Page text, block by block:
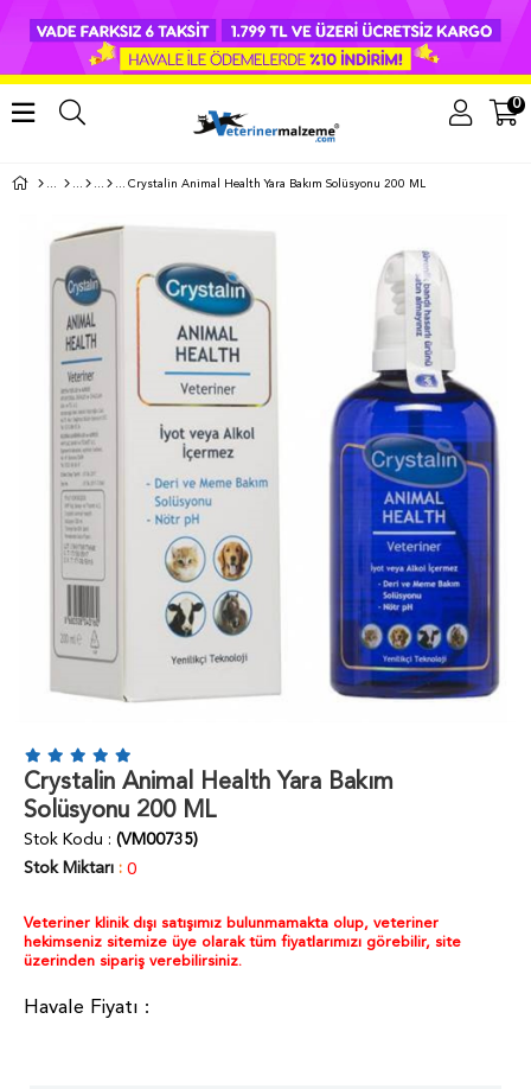
0
Crystalin Animal Health Yara Bakım Solüsyonu 200 ML
Crystalin Animal Health Yara Bakım
Solüsyonu 200 ML
Stok Kodu
(VM00735)
Stok Miktarı : 0
Veteriner klinik dışı satışımız bulunmamakta olup, veteriner
hekimseniz sitemize üye olarak tüm fiyatlarımızı görebilir, site
üzerinden sipariş verebilirsiniz.